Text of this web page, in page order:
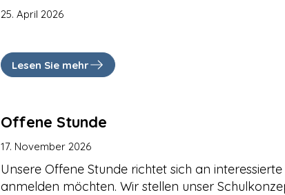
25. April 2026
Lesen Sie mehr
Offene Stunde
17. November 2026
Unsere Offene Stunde richtet sich an
anmelden möchten. Wir stellen unser